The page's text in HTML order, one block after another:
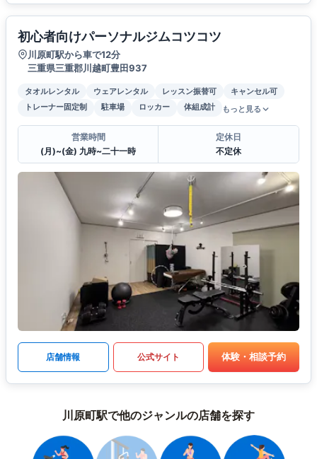
初心者向けパーソナルジムコツコツ
川原町駅から車で12分
三重県三重郡川越町豊田937
タオルレンタル ウェアレンタル レッスン振替可
キャンセル可
トレーナー固定制
駐車場 ロッカー 体組成計 もっと見る
営業時間
(月)~(金) 九時~二十一時
定休日
不定休
店舗情報 公式サイト 体験・相談予約
川原町駅で他のジャンルの店舗を探す